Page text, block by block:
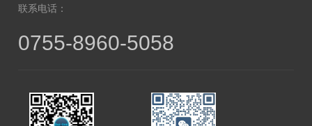
联系电话：
0755-8960-5058